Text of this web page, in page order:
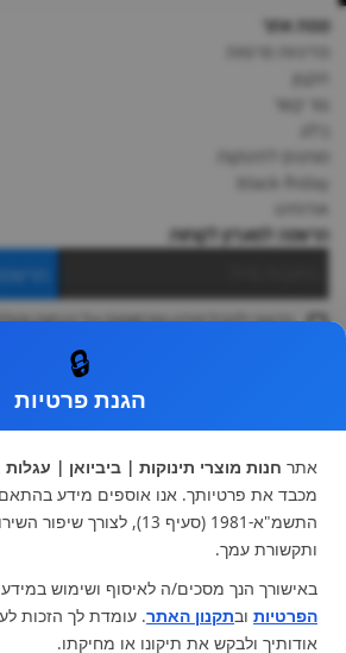
מפת אתר
צור קשר
מותגים לתינוקות
black-friday
אודותינו
הרשמה למועדון לקוחות
הרשמה
ברצוני לקבל מידע ופרסומות על הנחות
עגלות וטיולונים
כיסא
ריהוט לתינוקות
מצעים
צעצועי ילדים
על גלגלים
הנקה והאכלה
מוצרי אמבטיה
מוזמנים לבקר אותנו:
🔒
הגנת פרטיות
אתר חנות מוצרי תינוקות | ביביואן |
מכבד את פרטיותך. אנו אוספים מידע
התשמ"א-1981 (סעיף 13), לצורך
ותקשורת עמך.
באישורך הנך מסכים/ה לאיסוף ושימוש
הפרטיות ובתקנון האתר. עומדת לך הזכות
אודותיך ולבקש את תיקונו או מחיקתו.